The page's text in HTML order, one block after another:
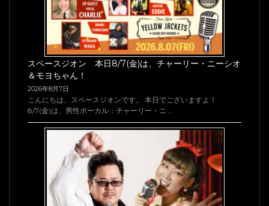
スペースジオン 本日8/7(金)は、チャーリー・ニーシオ
＆モヨちゃん！
2026年8月7日
こんにちは、スペースジオンです。 本日でございますよ！
8/7(金)は、男性ボーカル：チャーリー・ニ …